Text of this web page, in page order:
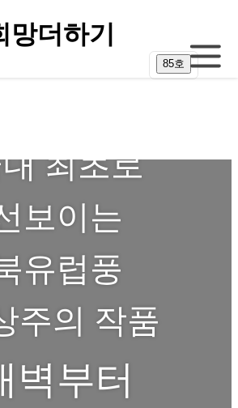
망더하기
85호
노란아트
최초로
보이는
유럽풍
주의 작품
벽부터